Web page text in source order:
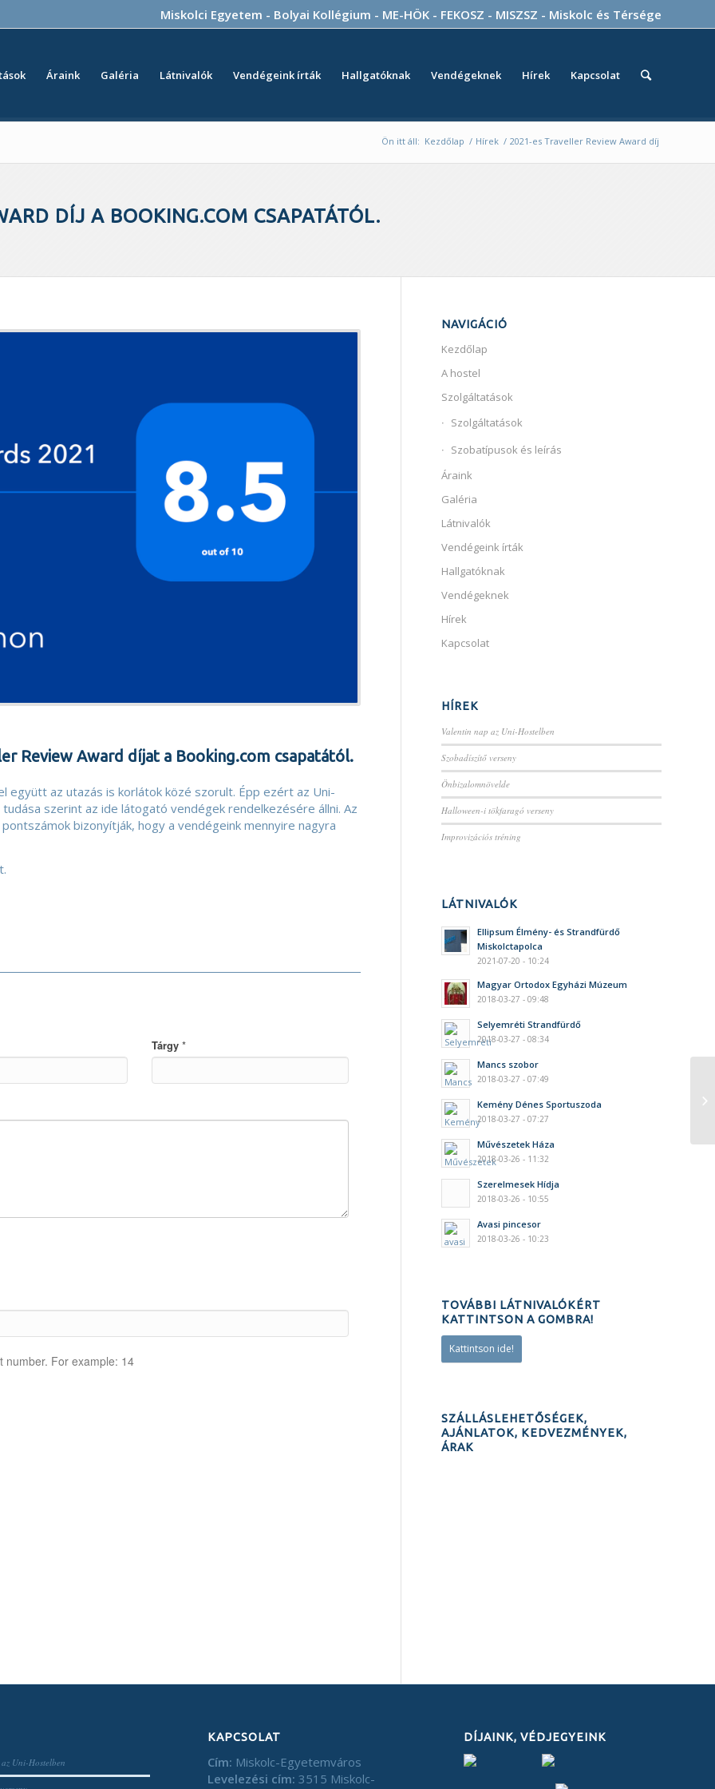
Miskolci Egyetem - Bolyai Kollégium - ME-HÖK - FEKOSZ - MISZSZ - Miskolc és Térsége
Áraink Galéria Látnivalók Vendégeink írták Hallgatóknak Vendégeknek Hírek Kapcsolat
Ön itt áll: Kezdőlap / Hírek / 2021-es Traveller Review Award díj
DÍJ A BOOKING.COM CSAPATÁTÓL.
Review Award díjat a Booking.com csapatától.
együtt az utazás is korlátok közé szorult. Épp ezért az Uni-
szerint az ide látogató vendégek rendelkezésére állni. Az
bizonyítják, hogy a vendégeink mennyire nagyra
Tárgy *
number. For example: 14
NAVIGÁCIÓ
Kezdőlap
A hostel
Szolgáltatások
Szolgáltatások
Szobatípusok és leírás
Áraink
Galéria
Látnivalók
Vendégeink írták
Hallgatóknak
Vendégeknek
Hírek
Kapcsolat
HÍREK
Valentin nap az Uni-Hostelben
Szobadíszítő verseny
Önbizalomnövelde
Halloween-i tökfaragó verseny
Improvizációs tréning
LÁTNIVALÓK
Ellipsum Élmény- és Strandfürdő
Miskolctapolca
2021-07-20 - 10:24
Magyar Ortodox Egyházi Múzeum
2018-03-27 - 09:48
Selyemréti Strandfürdő
2018-03-27 - 08:34
Mancs szobor
2018-03-27 - 07:49
Kemény Dénes Sportuszoda
2018-03-27 - 07:27
Művészetek Háza
2018-03-26 - 11:32
Szerelmesek Hídja
2018-03-26 - 10:55
Avasi pincesor
2018-03-26 - 10:23
TOVÁBBI LÁTNIVALÓKÉRT
KATTINTSON A GOMBRA!
Kattintson ide!
SZÁLLÁSLEHETŐSÉGEK,
AJÁNLATOK, KEDVEZMÉNYEK,
ÁRAK
Uni-Hostelben
KAPCSOLAT
Cím: Miskolc-Egyetemváros
Levelezési cím: 3515 Miskolc-
DÍJAINK, VÉDJEGYEINK